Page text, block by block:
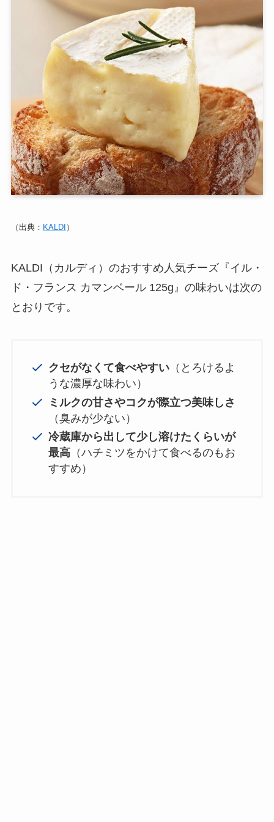
（出典： KALDI ）
KALDI（カルディ）のおすすめ人気チーズ『イル・
ド・フランス カマンベール 125g』の味わいは次の
とおりです。
クセがなくて食べやすい （とろけるよ
うな濃厚な味わい）
ミルクの甘さやコクが際立つ美味しさ
（臭みが少ない）
冷蔵庫から出して少し溶けたくらいが
最高 （ハチミツをかけて食べるのもお
すすめ）